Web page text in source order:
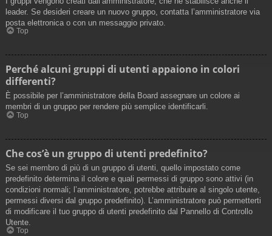
leader. Se desideri creare un nuovo gruppo, contatta l’amministratore via
posta elettronica o con un messaggio privato.
Top
Perché alcuni gruppi di utenti appaiono in colori
differenti?
È possibile per l’amministratore della Board assegnare un colore ai
membri di un gruppo per rendere più semplice identificarli.
Top
Che cos’è un gruppo di utenti predefinito?
Se sei membro di più di un gruppo di utenti, quello impostato come
predefinito determina il colore e quali permessi di gruppo sono attivi (in
condizioni normali; l’amministratore, potrebbe attribuire al singolo utente,
permessi diversi dal gruppo predefinito). L’amministratore può permetterti
di modificare il tuo gruppo di utenti predefinito dal Pannello di Controllo
Utente.
Top